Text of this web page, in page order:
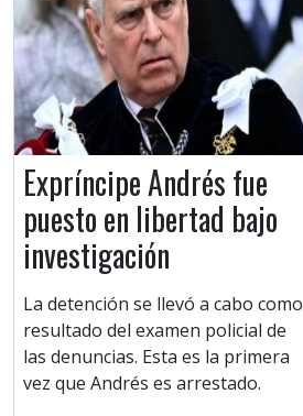
Expríncipe Andrés fue
puesto en libertad bajo
investigación
La detención se llevó a cabo como
resultado del examen policial de
las denuncias. Esta es la primera
vez que Andrés es arrestado.